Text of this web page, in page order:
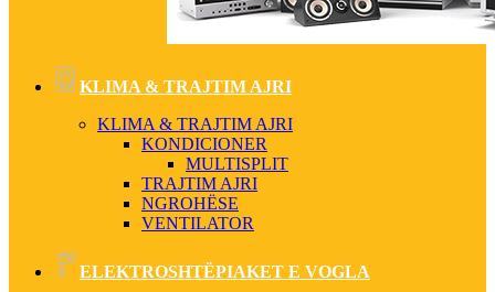
KLIMA & TRAJTIM AJRI
KLIMA & TRAJTIM AJRI
KONDICIONER
MULTISPLIT
TRAJTIM AJRI
NGROHËSE
VENTILATOR
ELEKTROSHTËPIAKET E VOGLA